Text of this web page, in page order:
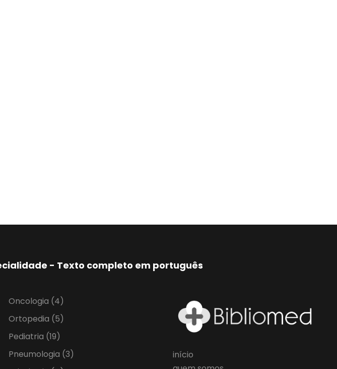
- Texto completo em português
Oncologia (4)
Ortopedia (5)
Pediatria (19)
Pneumologia (3)
início